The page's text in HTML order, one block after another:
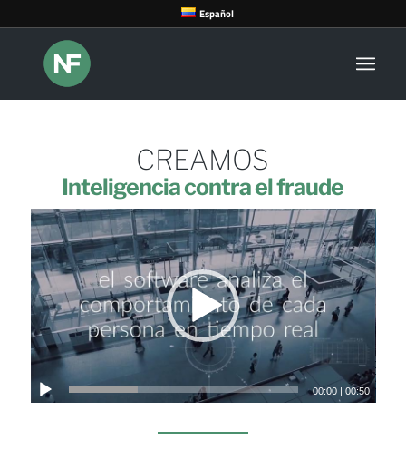
Español
CREAMOS
Inteligencia contra el fraude
00:00 |00:50